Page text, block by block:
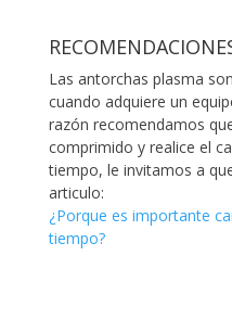
Las antorchas plasma
cuando adquiere un
razón recomendamos
comprimido y realice el
tiempo, le invitamos a
articulo:
¿Porque es importante
tiempo?